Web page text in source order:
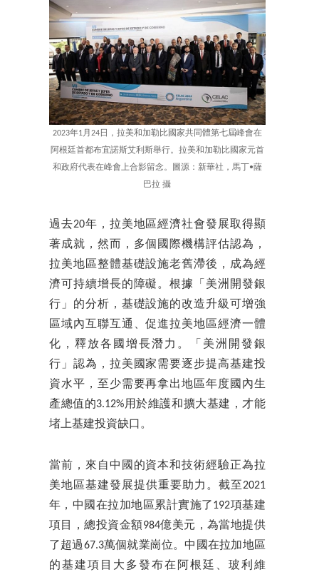
2023年1月24日，拉美和加勒比國家共同體第七屆峰會在
阿根廷首都布宜諾斯艾利斯舉行。拉美和加勒比國家元首
和政府代表在峰會上合影留念。圖源：新華社，馬丁•薩
巴拉 攝
過去20年，拉美地區經濟社會發展取得顯
著成就，然而，多個國際機構評估認為，
拉美地區整體基礎設施老舊滯後，成為經
濟可持續增長的障礙。根據「美洲開發銀
行」的分析，基礎設施的改造升級可增強
區域內互聯互通、促進拉美地區經濟一體
化，釋放各國增長潛力。「美洲開發銀
行」認為，拉美國家需要逐步提高基建投
資水平，至少需要再拿出地區年度國內生
產總值的3.12%用於維護和擴大基建，才能
堵上基建投資缺口。
當前，來自中國的資本和技術經驗正為拉
美地區基建發展提供重要助力。截至2021
年，中國在拉加地區累計實施了192項基建
項目，總投資金額984億美元，為當地提供
了超過67.3萬個就業崗位。中國在拉加地區
的基建項目大多發布在阿根廷、玻利維